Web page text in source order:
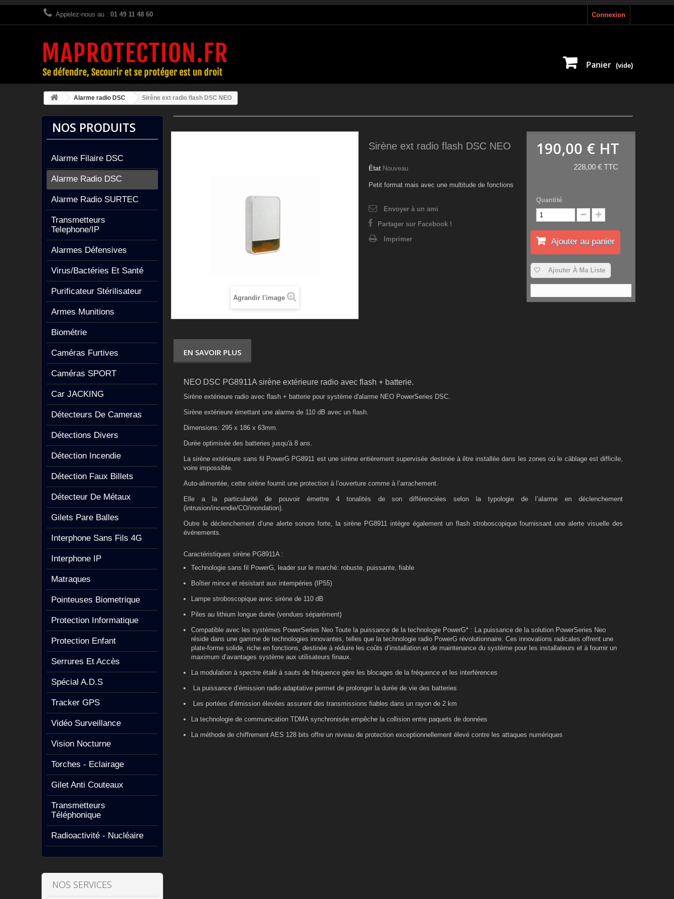
Connexion
Appelez-nous au : 01 49 11 48 60
Panier (vide)
Alarme radio DSC Sirène ext radio flash DSC NEO
NOS PRODUITS
Alarme Filaire DSC
Alarme Radio DSC
Alarme Radio SURTEC
Transmetteurs
Telephone/IP
Alarmes Défensives
Virus/Bactéries Et Santé
Purificateur Stérilisateur
Armes Munitions
Biométrie
Caméras Furtives
Caméras SPORT
Car JACKING
Détecteurs De Cameras
Détections Divers
Détection Incendie
Détection Faux Billets
Détecteur De Métaux
Gilets Pare Balles
Interphone Sans Fils 4G
Interphone IP
Matraques
Pointeuses Biometrique
Protection Informatique
Protection Enfant
Serrures Et Accès
Spécial A.D.S
Tracker GPS
Vidéo Surveillance
Vision Nocturne
Torches - Eclairage
Gilet Anti Couteaux
Transmetteurs
Téléphonique
Radioactivité - Nucléaire
NOS SERVICES
Agrandir l'image
Sirène ext radio flash DSC NEO
État Nouveau
Petit format mais avec une multitude de fonctions
Envoyer à un ami
Partager sur Facebook !
Imprimer
190,00 € HT
228,00 € TTC
Quantité
Ajouter au panier
Ajouter À Ma Liste
EN SAVOIR PLUS
NEO DSC PG8911A sirène extérieure radio avec flash + batterie.
Sirène extérieure radio avec flash + batterie pour système d'alarme NEO PowerSeries DSC.
Sirène extérieure émettant une alarme de 110 dB avec un flash.
Dimensions: 295 x 186 x 63mm.
Durée optimisée des batteries jusqu'à 8 ans.
La sirène extérieure sans fil PowerG PG8911 est une sirène entièrement supervisée destinée à être installée dans les zones où le câblage est difficile,
voire impossible.
Auto-alimentée, cette sirène fournit une protection à l’ouverture comme à l’arrachement.
Elle a la particularité de pouvoir émettre 4 tonalités de son différenciées selon la typologie de l’alarme en déclenchement
(intrusion/incendie/CO/inondation).
Outre le déclenchement d’une alerte sonore forte, la sirène PG8911 intègre également un flash stroboscopique fournissant une alerte visuelle des
événements.
Caractéristiques sirène PG8911A :
Technologie sans fil PowerG, leader sur le marché: robuste, puissante, fiable
Boîtier mince et résistant aux intempéries (IP55)
Lampe stroboscopique avec sirène de 110 dB
Piles au lithium longue durée (vendues séparément)
Compatible avec les systèmes PowerSeries Neo Toute la puissance de la technologie PowerG* : La puissance de la solution PowerSeries Neo
réside dans une gamme de technologies innovantes, telles que la technologie radio PowerG révolutionnaire. Ces innovations radicales offrent une
plate-forme solide, riche en fonctions, destinée à réduire les coûts d’installation et de maintenance du système pour les installateurs et à fournir un
maximum d’avantages système aux utilisateurs finaux.
La modulation à spectre étalé à sauts de fréquence gère les blocages de la fréquence et les interférences
La puissance d’émission radio adaptative permet de prolonger la durée de vie des batteries
Les portées d’émission élevées assurent des transmissions fiables dans un rayon de 2 km
La technologie de communication TDMA synchronisée empêche la collision entre paquets de données
La méthode de chiffrement AES 128 bits offre un niveau de protection exceptionnellement élevé contre les attaques numériques